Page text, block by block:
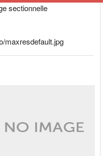
sectionnelle
maxresdefault.jpg